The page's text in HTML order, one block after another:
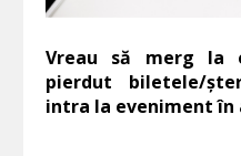
Vreau să merg la
pierdut biletele/
intra la eveniment în